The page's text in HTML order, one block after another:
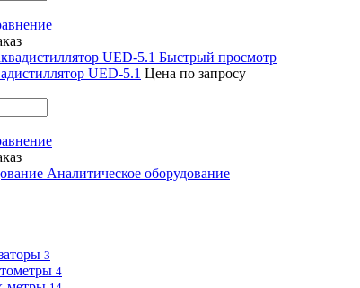
Быстрый просмотр
UED-5.1 Цена по запросу
Аналитическое оборудование
3
4